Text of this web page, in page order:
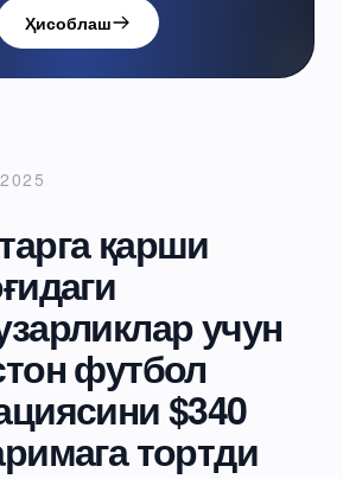
Ҳисоблаш
қарши
учун
футбол
$340
тортди